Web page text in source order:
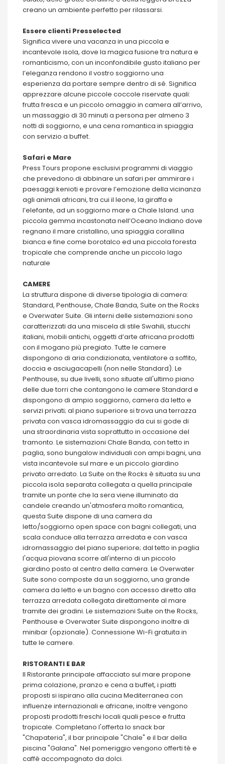
creano un ambiente perfetto per rilassarsi.
Essere clienti Presselected
Significa vivere una vacanza in una piccola e
incantevole isola, dove la magica fusione tra natura e
romanticismo, con un inconfondibile gusto italiano per
l’eleganza rendono il vostro soggiorno una
esperienza da portare sempre dentro di sé. Significa
apprezzare alcune piccole coccole riservate quali:
frutta fresca e un piccolo omaggio in camera all’arrivo,
un massaggio di 30 minuti a persona per almeno 3
notti di soggiorno, e una cena romantica in spiaggia
con servizio a buffet.
Safari e Mare
Press Tours propone esclusivi programmi di viaggio
che prevedono di abbinare un safari per ammirare i
paesaggi kenioti e provare l’emozione della vicinanza
agli animali africani, tra cui il leone, la giraffa e
l’elefante, ad un soggiorno mare a Chale Island. una
piccola gemma incastonata nell’Oceano Indiano dove
regnano il mare cristallino, una spiaggia corallina
bianca e fine come borotalco ed una piccola foresta
tropicale che comprende anche un piccolo lago
naturale
CAMERE
La struttura dispone di diverse tipologia di camera:
Standard, Penthouse, Chale Banda, Suite on the Rocks
e Overwater Suite. Gli interni delle sistemazioni sono
caratterizzati da una miscela di stile Swahili, stucchi
italiani, mobili antichi, oggetti d’arte africana prodotti
con il mogano più pregiato. Tutte le camere
dispongono di aria condizionata, ventilatore a soffito,
doccia e asciugacapelli (non nelle Standard). Le
Penthouse, su due livelli, sono situate all'ultimo piano
delle due torri che contangono le camere Standard e
dispongono di ampio soggiorno, camera da letto e
servizi privati; al piano superiore si trova una terrazza
privata con vasca idromassaggio da cui si gode di
una straordinaria vista soprattutto in occasione del
tramonto. Le sistemazioni Chale Banda, con tetto in
paglia, sono bungalow individuali con ampi bagni, una
vista incantevole sul mare e un piccolo giardino
privato arredato. La Suite on the Rocks è situata su una
piccola isola separata collegata a quella principale
tramite un ponte che la sera viene illuminato da
candele creando un'atmosfera molto romantica,
questa Suite dispone di una camera da
letto/soggiorno open space con bagni collegati, una
scala conduce alla terrazza arredata e con vasca
idromassaggio del piano superiore; dal tetto in paglia
l'acqua piovana scorre all'interno di un piccolo
giardino posto al centro della camera. Le Overwater
Suite sono composte da un soggiorno, una grande
camera da letto e un bagno con accesso diretto alla
terrazza arredata collegata direttamente al mare
tramite dei gradini. Le sistemazioni Suite on the Rocks,
Penthouse e Overwater Suite dispongono inoltre di
minibar (opzionale). Connessione Wi-Fi gratuita in
tutte le camere.
RISTORANTI E BAR
Il Ristorante principale affacciato sul mare propone
prima colazione, pranzo e cena a buffet, i piatti
proposti si ispirano alla cucina Mediterranea con
influenze internazionali e africane, inoltre vengono
proposti prodotti freschi locali quali pesce e frutta
tropicale. Completano l'offerta lo snack bar
"Chapateria", il bar principale "Chale" e il bar della
piscina "Galana". Nel pomeriggio vengono offerti tè e
caffè accompagnato da dolci.